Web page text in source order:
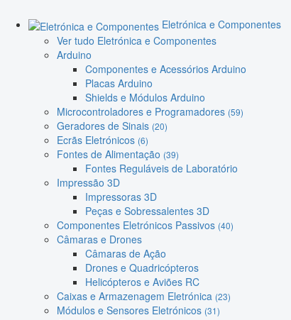
Eletrónica e Componentes
Ver tudo Eletrónica e Componentes
Arduino
Componentes e Acessórios Arduino
Placas Arduino
Shields e Módulos Arduino
Microcontroladores e Programadores (59)
Geradores de Sinais (20)
Ecrãs Eletrónicos (6)
Fontes de Alimentação (39)
Fontes Reguláveis de Laboratório
Impressão 3D
Impressoras 3D
Peças e Sobressalentes 3D
Componentes Eletrónicos Passivos (40)
Câmaras e Drones
Câmaras de Ação
Drones e Quadricópteros
Helicópteros e Aviões RC
Caixas e Armazenagem Eletrónica (23)
Módulos e Sensores Eletrónicos (31)